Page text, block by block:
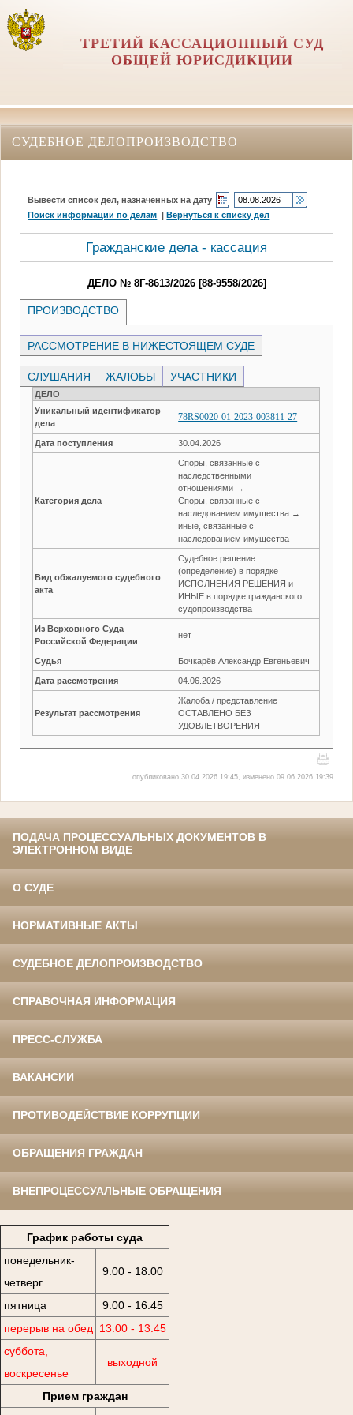
ТРЕТИЙ КАССАЦИОННЫЙ СУД
ОБЩЕЙ ЮРИСДИКЦИИ
СУДЕБНОЕ ДЕЛОПРОИЗВОДСТВО
Вывести список дел, назначенных на дату
Поиск информации по делам |Вернуться к списку дел
Гражданские дела - кассация
ДЕЛО № 8Г-8613/2026 [88-9558/2026]
ПРОИЗВОДСТВО
РАССМОТРЕНИЕ В НИЖЕСТОЯЩЕМ СУДЕ
СЛУШАНИЯ ЖАЛОБЫ УЧАСТНИКИ
ДЕЛО
Уникальный идентификатор
дела
78RS0020-01-2023-003811-27
Дата поступления 30.04.2026
Категория дела
Споры, связанные с
наследственными
отношениями →
Споры, связанные с
наследованием имущества →
иные, связанные с
наследованием имущества
Вид обжалуемого судебного
акта
Судебное решение
(определение) в порядке
ИСПОЛНЕНИЯ РЕШЕНИЯ и
ИНЫЕ в порядке гражданского
судопроизводства
Из Верховного Суда
Российской Федерации
нет
Судья Бочкарёв Александр Евгеньевич
Дата рассмотрения 04.06.2026
Результат рассмотрения
Жалоба / представление
ОСТАВЛЕНО БЕЗ
УДОВЛЕТВОРЕНИЯ
опубликовано 30.04.2026 19:45, изменено 09.06.2026 19:39
ПОДАЧА ПРОЦЕССУАЛЬНЫХ ДОКУМЕНТОВ В
ЭЛЕКТРОННОМ ВИДЕ
О СУДЕ
НОРМАТИВНЫЕ АКТЫ
СУДЕБНОЕ ДЕЛОПРОИЗВОДСТВО
СПРАВОЧНАЯ ИНФОРМАЦИЯ
ПРЕСС-СЛУЖБА
ВАКАНСИИ
ПРОТИВОДЕЙСТВИЕ КОРРУПЦИИ
ОБРАЩЕНИЯ ГРАЖДАН
ВНЕПРОЦЕССУАЛЬНЫЕ ОБРАЩЕНИЯ
График работы суда
понедельник-
четверг
9:00 - 18:00
пятница
9:00 - 16:45
перерыв на обед
13:00 - 13:45
суббота,
воскресенье
выходной
Прием граждан